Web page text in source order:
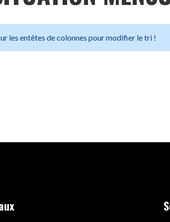
les entêtes de colonnes pour modifier le tri !